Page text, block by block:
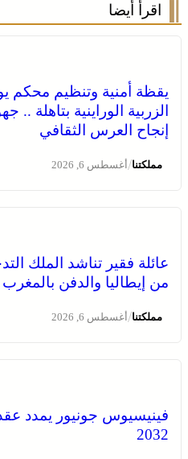
اقرأ أيضا
يقظة أمنية وتنظيم محكم
الزربية الوراينية بتاهلة
إنجاح العرس الثقافي
مملكتنا/أغسطس 6, 2026
عائلة فقير تناشد الملك
من إيطاليا والدفن بالمغرب
مملكتنا/أغسطس 6, 2026
فينيسيوس جونيور يمدد
2032